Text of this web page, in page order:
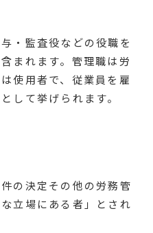
・監査役などの役職を
まれます。管理職は労
使用者で、従業員を雇
して挙げられます。
の決定その他の労務管
立場にある者」とされ